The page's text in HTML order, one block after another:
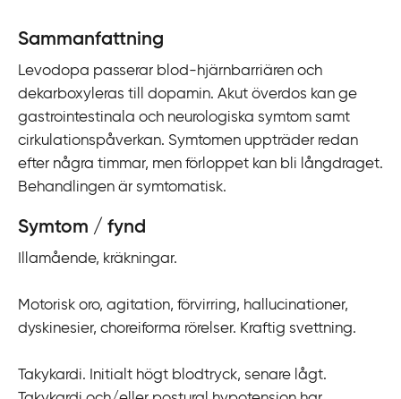
Sammanfattning
Levodopa passerar blod-hjärnbarriären och
dekarboxyleras till dopamin. Akut överdos kan ge
gastrointestinala och neurologiska symtom samt
cirkulationspåverkan. Symtomen uppträder redan
efter några timmar, men förloppet kan bli långdraget.
Behandlingen är symtomatisk.
Symtom / fynd
Illamående, kräkningar.
Motorisk oro, agitation, förvirring, hallucinationer,
dyskinesier, choreiforma rörelser. Kraftig svettning.
Takykardi. Initialt högt blodtryck, senare lågt.